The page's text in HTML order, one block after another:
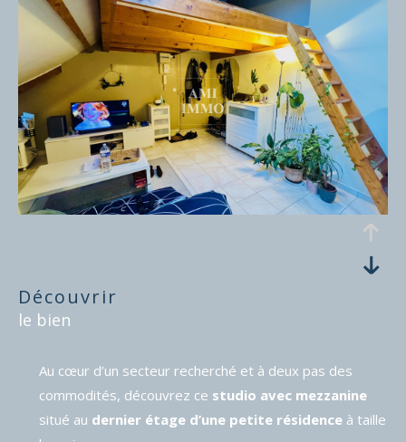
découvrir
le bien
Au cœur d’un secteur recherché et à deux pas des
commodités, découvrez ce studio avec mezzanine
situé au dernier étage d’une petite résidenceà taille